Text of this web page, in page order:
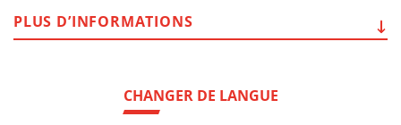
CHANGER DE LANGUE
PLUS D’INFORMATIONS